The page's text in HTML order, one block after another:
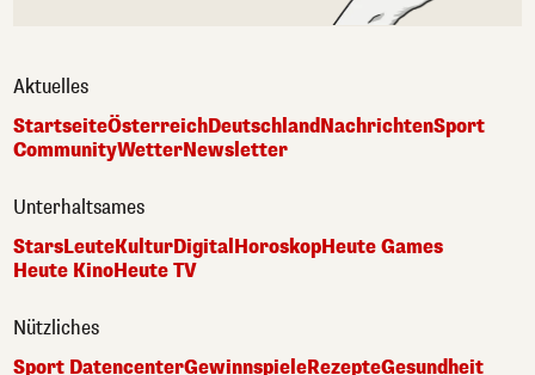
Aktuelles
StartseiteÖsterreichDeutschlandNachrichtenSport
CommunityWetterNewsletter
Unterhaltsames
StarsLeuteKulturDigitalHoroskopHeute Games
Heute KinoHeute TV
Nützliches
Sport DatencenterGewinnspieleRezepteGesundheit